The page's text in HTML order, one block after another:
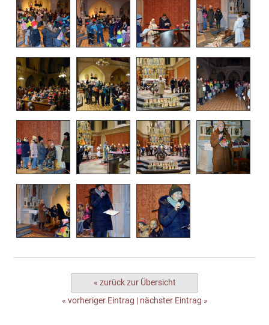
« zurück zur Übersicht
« vorheriger Eintrag | nächster Eintrag »